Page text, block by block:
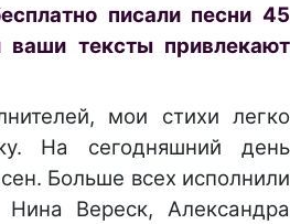
писали песни 45
ваши тексты привлекают
мои стихи легко
На сегодняшний день
Больше всех исполнили
Нина Вереск, Александра